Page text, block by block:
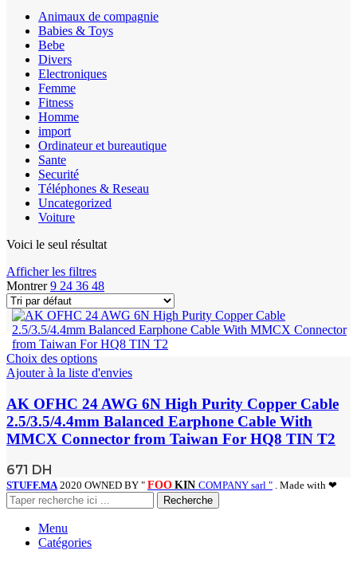
Animaux de compagnie
Babies & Toys
Bebe
Divers
Electroniques
Femme
Fitness
Homme
import
Ordinateur et bureautique
Sante
Securité
Téléphones & Reseau
Uncategorized
Voiture
Voici le seul résultat
Afficher les filtres
Montrer9 24 36 48
Choix des options
Ajouter à la liste d'envies
AK OFHC 24 AWG 6N High Purity Copper Cable
2.5/3.5/4.4mm Balanced Earphone Cable With
MMCX Connector from Taiwan For HQ8 TIN T2
671 DH
STUFF.MA 2020 OWNED BY " FOO KIN COMPANY sarl " . Made with ❤
Recherche
Menu
Catégories